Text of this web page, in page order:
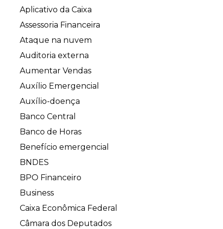
Aplicativo da Caixa
Assessoria Financeira
Ataque na nuvem
Auditoria externa
Aumentar Vendas
Auxílio Emergencial
Auxílio-doença
Banco Central
Banco de Horas
Benefício emergencial
BNDES
BPO Financeiro
Business
Caixa Econômica Federal
Câmara dos Deputados